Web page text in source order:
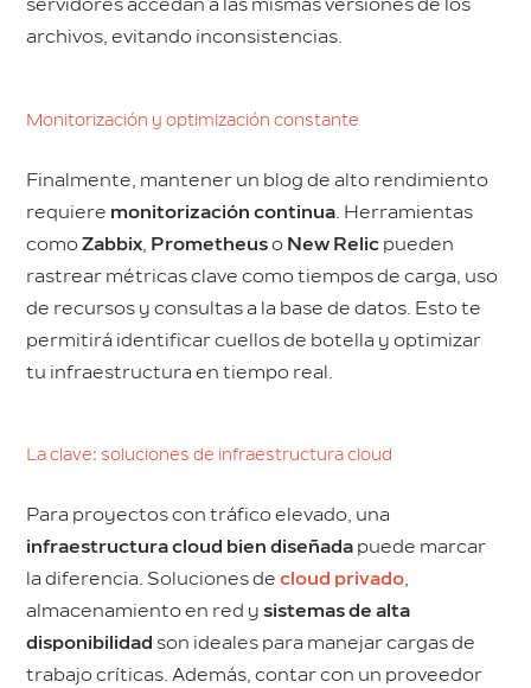
servidores accedan a las mismas versiones de los
archivos, evitando inconsistencias.
Monitorización y optimización constante
Finalmente, mantener un blog de alto rendimiento
requiere monitorización continua. Herramientas
comoZabbix, Prometheuso New Relic pueden
rastrear métricas clave como tiempos de carga, uso
de recursos y consultas a la base de datos. Esto te
permitirá identificar cuellos de botella y optimizar
tu infraestructura en tiempo real.
La clave: soluciones de infraestructura cloud
Para proyectos con tráfico elevado, una
infraestructura cloud bien diseñada puede marcar
la diferencia. Soluciones decloud privado,
almacenamiento en red ysistemas de alta
disponibilidad son ideales para manejar cargas de
trabajo críticas. Además, contar con un proveedor